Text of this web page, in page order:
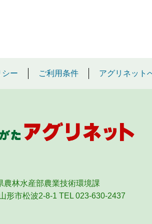
シー ご利用条件 アグリネット
農林水産部農業技術環境課
形市松波2-8-1 TEL 023-630-2437